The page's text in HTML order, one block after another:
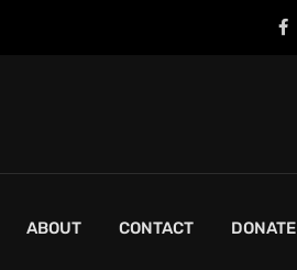
ABOUT CONTACT DONATE